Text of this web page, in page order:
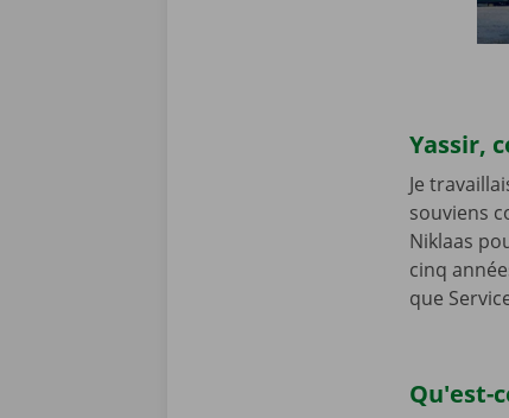
Yassir,
Je
souviens
Niklaas
cinq
que
Qu'est-